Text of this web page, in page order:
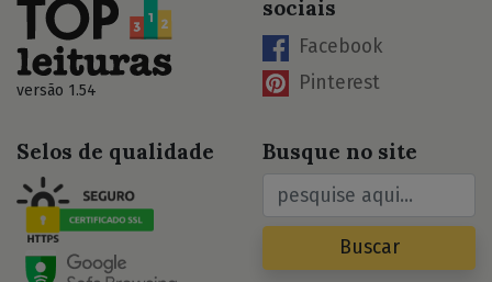
versão 1.54
sociais
Facebook
Pinterest
Selos de qualidade Busque no site
Buscar